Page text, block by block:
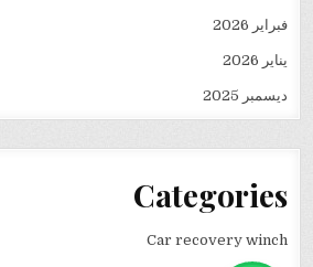
فبراير 2026
يناير 2026
ديسمبر 2025
Categories
Car recovery winch